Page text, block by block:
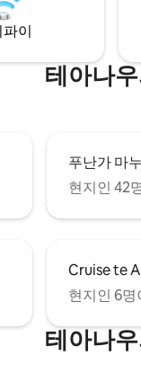
이
테아나
푸난가 마
현지인 42
Cruise te
현지인 6명
테아나